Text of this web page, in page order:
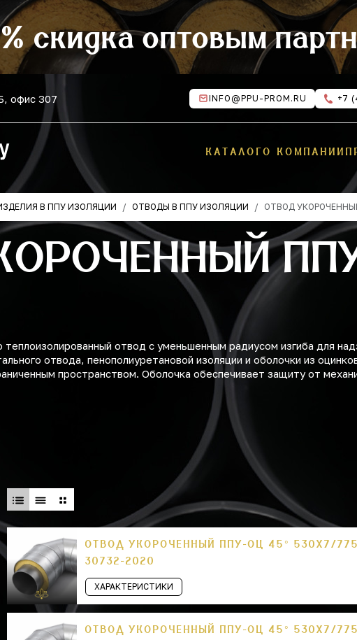
скидка оптовым
офис 307 INFO@PPU-PROM.RU +7
КАТАЛОГО КОМПАНИИ
В ППУ ИЗОЛЯЦИИ ОТВОДЫ В ППУ ИЗОЛЯЦИИ ОТВОД
теплоизолированный отвод с уменьшенным радиусом изгиба для
отвода, пенополиуретановой изоляции и оболочки из
пространством. Оболочка обеспечивает защиту от
ОТВОД УКОРОЧЕННЫЙ ППУ-ОЦ 45° 530Х7/
30732-2020
ХАРАКТЕРИСТИКИ
ОТВОД УКОРОЧЕННЫЙ ППУ-ОЦ 45° 530Х7/775